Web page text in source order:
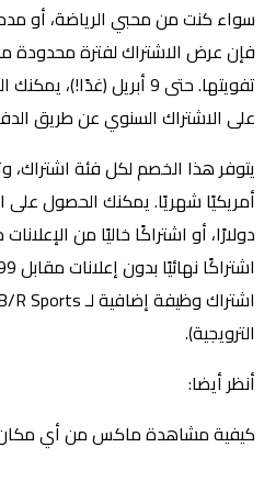
سواء كنت من محبي الرياضة، أو
على الاشتراك السنوي عن طريق
الترويجية).
أنظر أيضا:
كيفية مشاهدة ماكس من أي مكان